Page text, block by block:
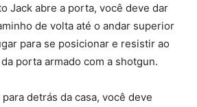
Jack abre a porta, você deve dar
de volta até o andar superior
para se posicionar e resistir ao
porta armado com a shotgun.
detrás da casa, você deve